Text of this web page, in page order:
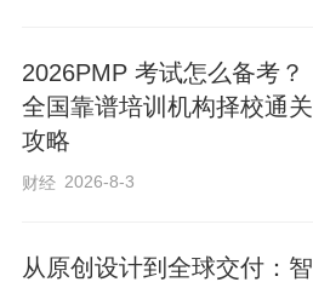
2026PMP 考试怎么备考？
全国靠谱培训机构择校通关
攻略
财经 2026-8-3
从原创设计到全球交付：智